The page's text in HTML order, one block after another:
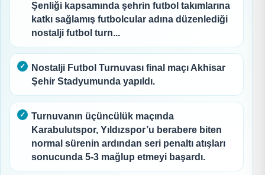
Şenliği kapsamında şehrin futbol takımlarına
katkı sağlamış futbolcular adına düzenlediği
nostalji futbol turn...
Nostalji Futbol Turnuvası final maçı Akhisar
Şehir Stadyumunda yapıldı.
Turnuvanın üçüncülük maçında
Karabulutspor, Yıldızspor’u berabere biten
normal sürenin ardından seri penaltı atışları
sonucunda 5-3 mağlup etmeyi başardı.